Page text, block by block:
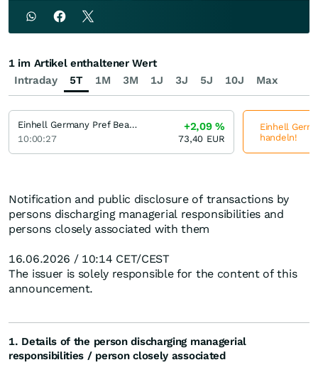
Notification and public disclosure of transactions by
persons discharging managerial responsibilities and
persons closely associated with them
16.06.2026 / 10:14 CET/CEST
The issuer is solely responsible for the content of this
announcement.
1. Details of the person discharging managerial
responsibilities / person closely associated
Intraday 5T 1M 3M 1J 3J 5J 10J Max
1 im Artikel enthaltener Wert
Einhell Germany Pref Bearer
10:00:27
+2,09%
73,40 EUR
Einhell
handeln!